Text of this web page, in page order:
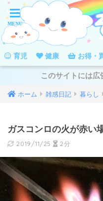
育児 健康 お得・
このサイトには
ホーム 雑感日記 暮らし
ガスコンロの火が赤い
2019/11/25 2分